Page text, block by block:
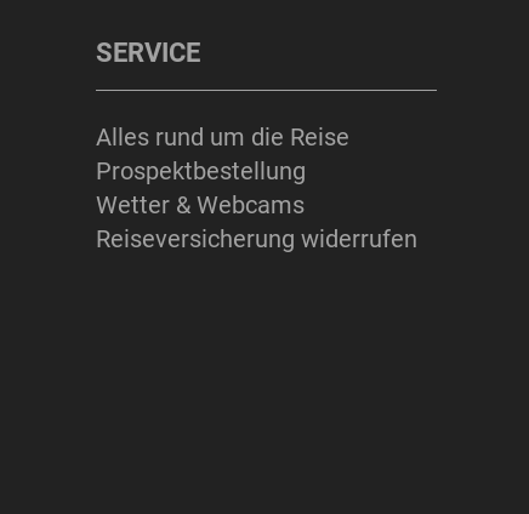
SERVICE
Alles rund um die Reise
Prospektbestellung
Wetter & Webcams
Reiseversicherung widerrufen